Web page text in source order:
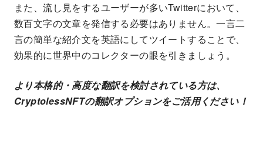
また、流し見をするユーザーが多いTwitterにおいて、
数百文字の文章を発信する必要はありません。一言二
言の簡単な紹介文を英語にしてツイートすることで、
効果的に世界中のコレクターの眼を引きましょう。
より本格的・高度な翻訳を検討されている方は、
CryptolessNFTの翻訳オプションをご活用ください！